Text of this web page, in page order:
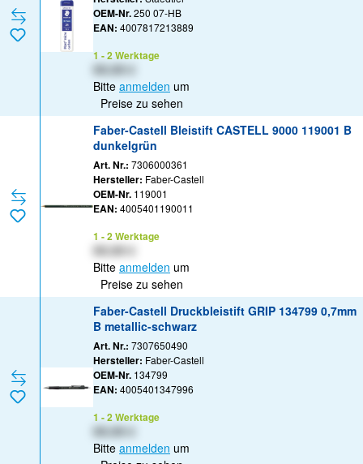
OEM-Nr.250 07-HB
EAN: 4007817213889
1 - 2 Werktage
Bitte anmelden um
Preise zu sehen
Faber-Castell Bleistift CASTELL 9000 119001 B
dunkelgrün
Art. Nr.: 7306000361
Hersteller: Faber-Castell
OEM-Nr. 119001
EAN: 4005401190011
1 - 2 Werktage
Bitte anmelden um
Preise zu sehen
Faber-Castell Druckbleistift GRIP 134799 0,7mm
B metallic-schwarz
Art. Nr.: 7307650490
Hersteller: Faber-Castell
OEM-Nr. 134799
EAN: 4005401347996
1 - 2 Werktage
Bitte anmelden um